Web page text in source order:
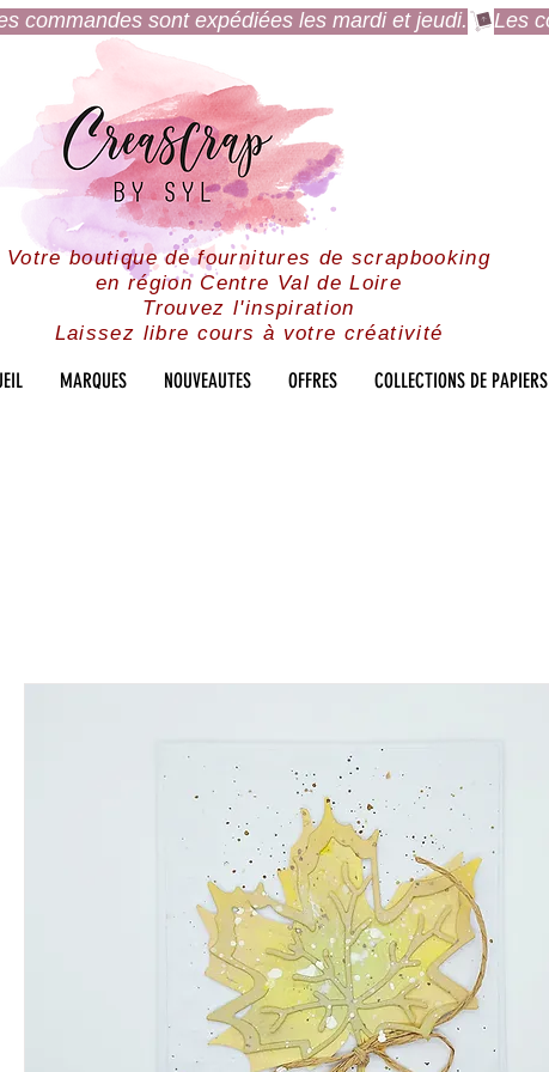
commandes sont expédiées les mardi et jeudi.
Votre boutique de fournitures de scrapbooking
en région Centre Val de Loire
Trouvez l'inspiration
Laissez libre cours à votre créativité
MARQUES NOUVEAUTES OFFRES COLLECTIONS DE PAPIERS